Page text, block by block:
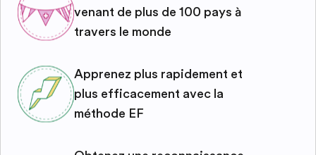
venant de plus de 100 pays à
travers le monde
Apprenez plus rapidement et
plus efficacement avec la
méthode EF